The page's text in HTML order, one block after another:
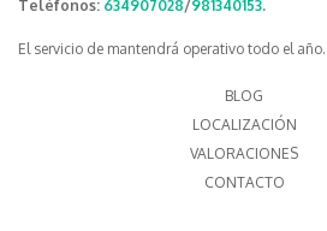
Teléfonos: 634907028/981340153.
El servicio de mantendrá operativo todo el año.
BLOG
LOCALIZACIÓN
VALORACIONES
CONTACTO